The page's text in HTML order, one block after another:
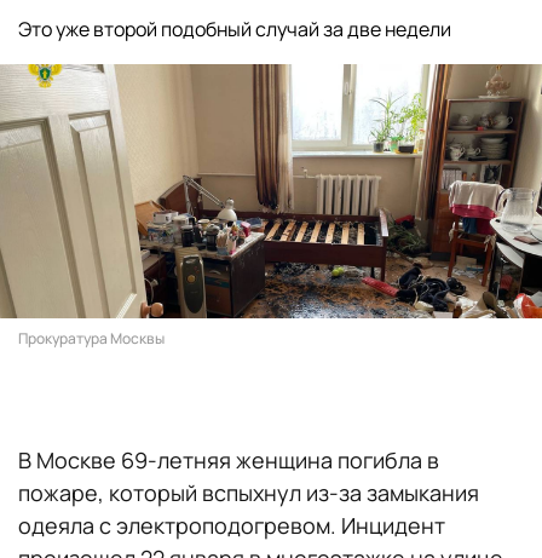
Это уже второй подобный случай за две недели
Прокуратура Москвы
В Москве 69-летняя женщина погибла в
пожаре, который вспыхнул из-за замыкания
одеяла с электроподогревом. Инцидент